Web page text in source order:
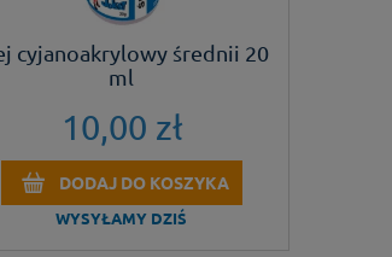
cyjanoakrylowy średnii 20
ml
10,00 zł
DODAJ DO KOSZYKA
WYSYŁAMY DZIŚ